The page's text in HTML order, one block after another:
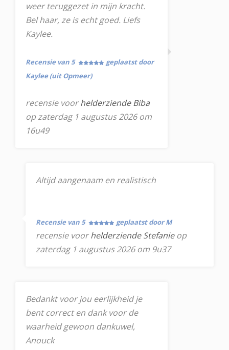
weer teruggezet in mijn kracht.
Bel haar, ze is echt goed. Liefs
Kaylee.
Recensie van 5
geplaatst door
Kaylee (uit Opmeer)
recensie voorhelderziende Biba
op zaterdag 1 augustus 2026 om
16u49
Altijd aangenaam en realistisch
Recensie van 5 geplaatst door M
recensie voorhelderziende Stefanieop
zaterdag 1 augustus 2026 om 9u37
Bedankt voor jou eerlijkheid je
bent correct en dank voor de
waarheid gewoon dankuwel,
Anouck